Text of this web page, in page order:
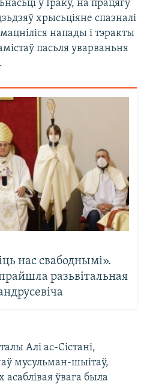
ў Іраку, на працягу
хрысьціяне спазналі
напады і тэракты
пасьля уварваньня
нас свабоднымі».
разьвітальная
Алі ас-Сістані,
мусульман-шыітаў,
асаблівая ўвага была